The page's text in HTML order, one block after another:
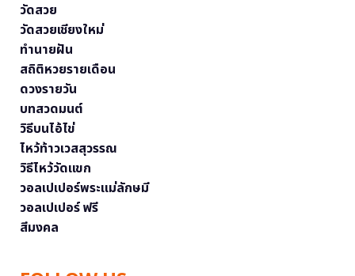
วัดสวย
วัดสวยเชียงใหม่
ทำนายฝัน
สถิติหวยรายเดือน
ดวงรายวัน
บทสวดมนต์
วิธีบนไอ้ไข่
ไหว้ท้าวเวสสุวรรณ
วิธีไหว้วัดแขก
วอลเปเปอร์พระแม่ลักษมี
วอลเปเปอร์ ฟรี
สีมงคล